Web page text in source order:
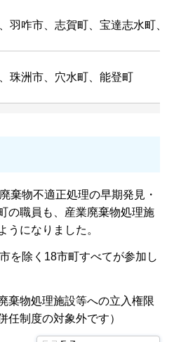
羽咋市、志賀町、宝達志水町、
珠洲市、穴水町、能登町
棄物不適正処理の早期発見・
の職員も、産業廃棄物処理施
うになりました。
を除く18市町すべてが参加し
棄物処理施設等への立入権限
任制度の対象外です）